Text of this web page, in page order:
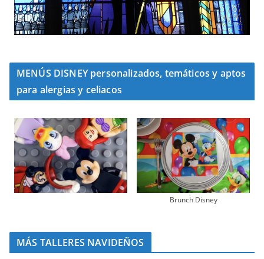
MENÚS DISNEY personalizados, temáticos y aptos
para alergias y celiacos
Brunch Disney
MÁS TALLERES NAVIDEÑOS